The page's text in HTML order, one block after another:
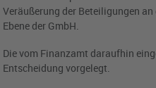
Veräußerung der Beteiligungen
Ebene der GmbH.
Die vom Finanzamt daraufhin
Entscheidung vorgelegt.